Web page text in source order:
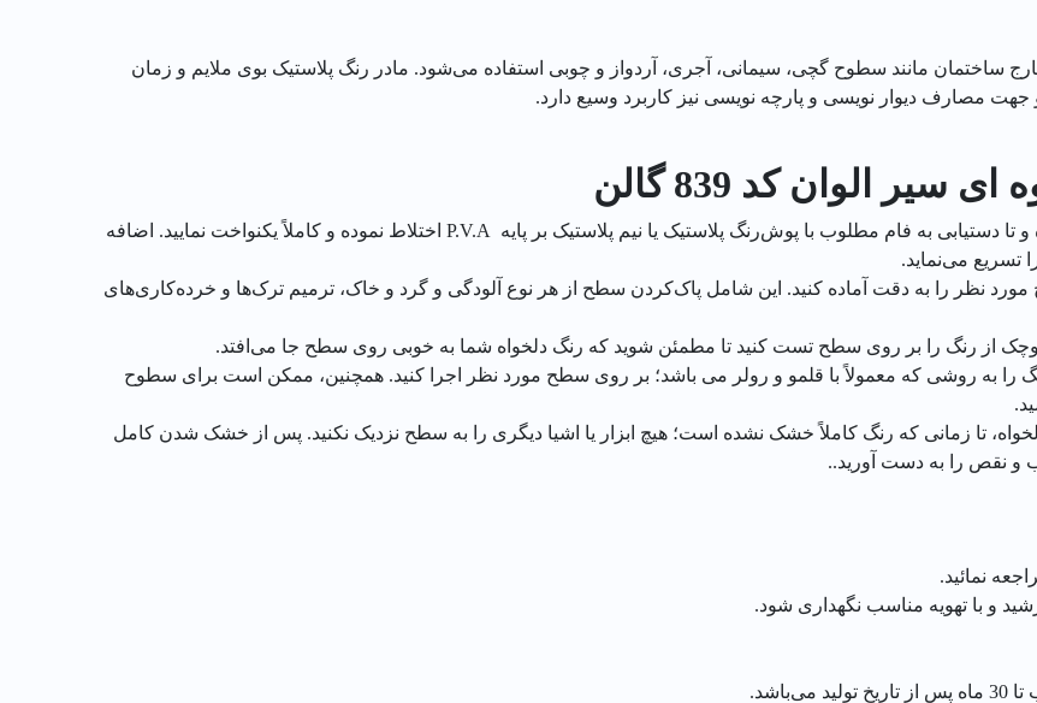
مانند سطوح گچی، سیمانی، آجری، آردواز و چوبی استفاده می‌شود. مادر رنگ پلاستیک بوی ملایم و زمان
مصارف دیوار نویسی و پارچه نویسی نیز کاربرد وسیع دارد.
الوان کد 839 گالن
رنگ مادر رنگ پلاستیک الوان را قبل از استفاده به خوبی بهم زده و تا دستیابی به فام مطلوب با پوش‌رنگ پلاستیک یا نیم پلاستیک بر پایه P.V.A اختلاط نموده و کاملاً یکنواخت نمایید. اضافه
تسریع می‌نماید.
مورد نظر را به دقت آماده کنید. این شامل پاک‌کردن سطح از هر نوع آلودگی و گرد و خاک، ترمیم ترک‌ها و خرده‌کاری‌های
کوچک از رنگ را بر روی سطح تست کنید تا مطمئن شوید که رنگ دلخواه شما به خوبی روی سطح جا می‌افتد.
به روشی که معمولاً با قلمو و رولر می باشد؛ بر روی سطح مورد نظر اجرا کنید. همچنین، ممکن است برای سطوح
تا زمانی که رنگ کاملاً خشک نشده است؛ هیچ ابزار یا اشیا دیگری را به سطح نزدیک نکنید. پس از خشک شدن کامل
و نقص را به دست آورید..
نمائید.
و با تهویه مناسب نگهداری شود.